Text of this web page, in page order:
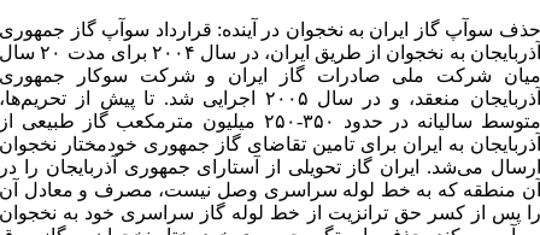
حذف سوآپ گاز ایران به نخجوان در آینده: قرارداد سوآپ گاز جمهوری
آذربایجان به نخجوان از طریق ایران، در سال ۲۰۰۴ برای مدت ۲۰ سال
میان شرکت ملی صادرات گاز ایران و شرکت سوکار جمهوری
آذربایجان منعقد، و در سال ۲۰۰۵ اجرایی شد. تا پیش از تحریم‌ها،
متوسط سالیانه در حدود ۳۵۰-۲۵۰ میلیون مترمکعب گاز طبیعی از
آذربایجان به ایران برای تامین تقاضای گاز جمهوری خودمختار نخجوان
ارسال می‌شد. ایران گاز تحویلی از آستارای جمهوری آذربایجان را در
آن منطقه که به خط لوله سراسری وصل نیست، مصرف و معادل آن
را پس از کسر حق ترانزیت از خط لوله گاز سراسری خود به نخجوان